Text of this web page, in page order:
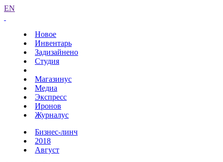
EN
Новое
Инвентарь
Задизайнено
Студия
Магазинус
Медиа
Экспресс
Иронов
Журналус
Бизнес-линч
2018
Август